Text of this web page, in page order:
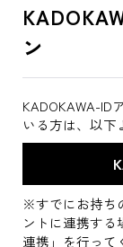
ン
KADOKAWA-ID
いる方は、以下
※すでにお持ち
ントに連携する
連携」を行って